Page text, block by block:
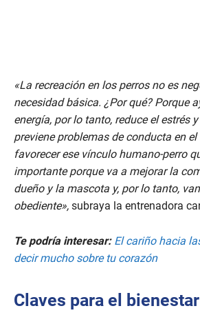
«La recreación en los perros no es
necesidad básica. ¿Por qué? Porque
energía, por lo tanto, reduce el estrés
previene problemas de conducta en
favorecer ese vínculo humano-perro
importante porque va a mejorar la
dueño y la mascota y, por lo tanto,
obediente», subraya la entrenadora
Te podría interesar: El cariño hacia
decir mucho sobre tu corazón
Claves para el